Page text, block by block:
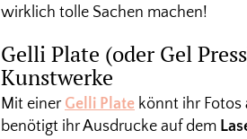
wirklich tolle Sachen machen!
Gelli Plate (oder Gel
Kunstwerke
Mit einer Gelli Plate könnt ihr Fotos
benötigt ihr Ausdrucke auf dem